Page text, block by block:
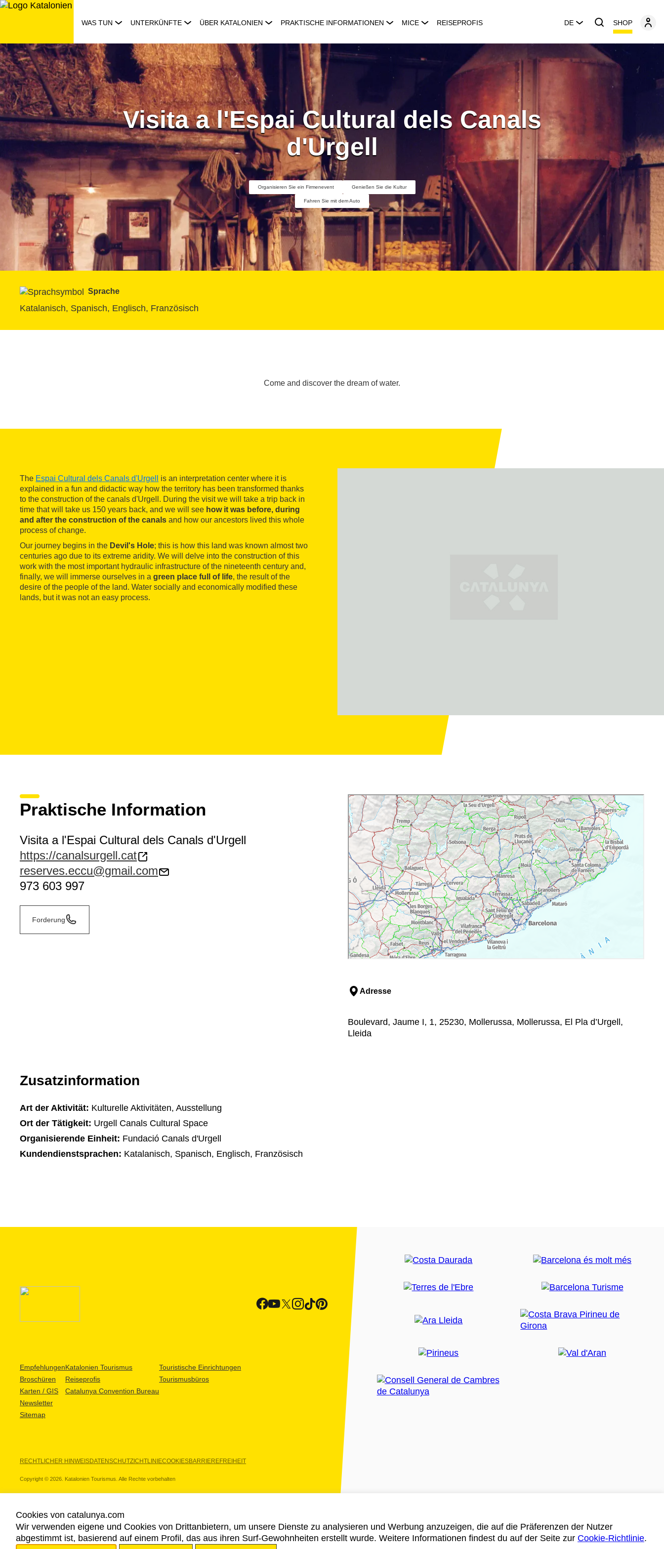
Zum
WAS TUN UNTERKÜNFTE ÜBER KATALONIEN PRAKTISCHE INFORMATIONEN MICE REISEPROFIS DE SHOP
Visita a l'Espai Cultural dels Canals
d'Urgell
Organisieren Sie ein Firmenevent Genießen Sie die Kultur
Fahren Sie mit dem Auto
Sprache
Katalanisch, Spanisch, Englisch, Französisch
Come and discover the dream of water.
The Espai Cultural dels Canals d'Urgell
is an interpretation center where it is
explained in a fun and didactic way how the territory has been transformed thanks
to the construction of the canals d'Urgell. During the visit we will take a trip back in
time that will take us 150 years back, and we will see how it was before, during
and after the construction of the canals and how our ancestors lived this whole
process of change.
Our journey begins in the Devil's Hole; this is how this land was known almost two
centuries ago due to its extreme aridity. We will delve into the construction of this
work with the most important hydraulic infrastructure of the nineteenth century and,
finally, we will immerse ourselves in a green place full of life, the result of the
desire of the people of the land. Water socially and economically modified these
lands, but it was not an easy process.
Praktische Information
Visita a l'Espai Cultural dels Canals d'Urgell
https://canalsurgell.cat
reserves.eccu@gmail.com
973 603 997
Forderung
Adresse
Boulevard, Jaume I, 1, 25230, Mollerussa, Mollerussa, El Pla d’Urgell,
Lleida
Zusatzinformation
Art der Aktivität: Kulturelle Aktivitäten, Ausstellung
Ort der Tätigkeit: Urgell Canals Cultural Space
Organisierende Einheit: Fundació Canals d'Urgell
Kundendienstsprachen: Katalanisch, Spanisch, Englisch, Französisch
Empfehlungen
Broschüren
Karten / GIS
Newsletter
Sitemap
Katalonien Tourismus
Reiseprofis
Catalunya Convention Bureau
Touristische Einrichtungen
Tourismusbüros
RECHTLICHER HINWEISDATENSCHUTZICHTLINIECOOKIESBARRIEREFREIHEIT
Copyright © 2026. Katalonien Tourismus. Alle Rechte vorbehalten
UNSERE PARTNER
Cookies von catalunya.com
Wir verwenden eigene und Cookies von Drittanbietern, um unsere Dienste zu analysieren und Werbung anzuzeigen, die auf die Präferenzen der Nutzer
abgestimmt ist, basierend auf einem Profil, das aus ihren Surf-Gewohnheiten erstellt wurde. Weitere Informationen findest du auf der Seite zur Cookie-Richtlinie.